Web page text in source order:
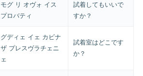
モグ リ オヴォ イス
プロバティ
試着してもいいで
すか？
グディェ イェ カビナ
ザ プレスヴラチェニ
ェ
試着室はどこです
か？